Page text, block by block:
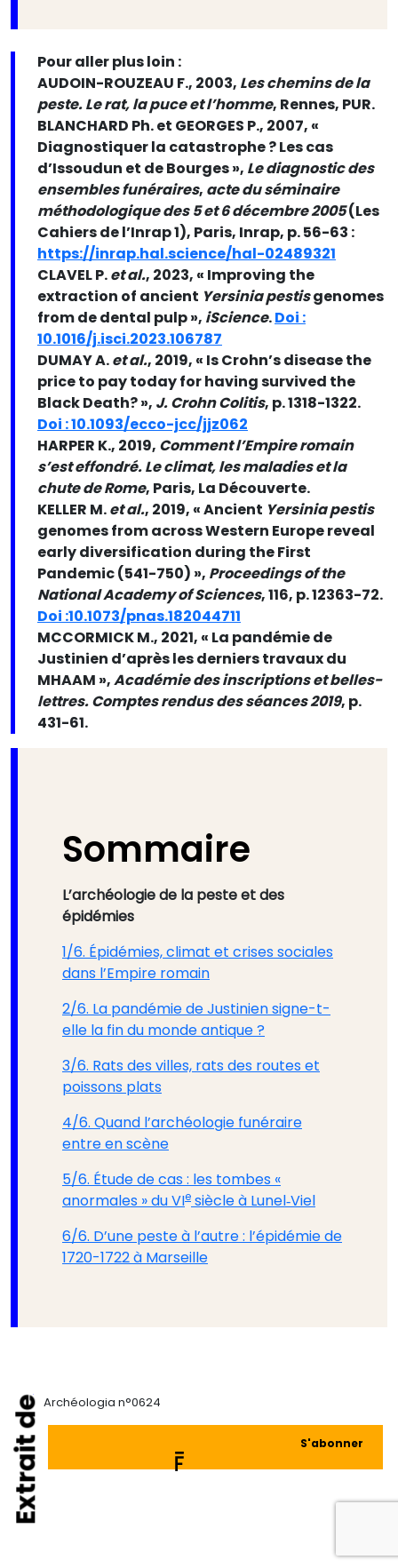
Pour aller plus loin :
AUDOIN-ROUZEAU F., 2003, Les chemins de la
peste. Le rat, la puce et l’homme, Rennes, PUR.
BLANCHARD Ph. et GEORGES P., 2007, «
Diagnostiquer la catastrophe ? Les cas
d’Issoudun et de Bourges », Le diagnostic des
ensembles funéraires, acte du séminaire
méthodologique des 5 et 6 décembre 2005(Les
Cahiers de l’Inrap 1), Paris, Inrap, p. 56-63 :
https://inrap.hal.science/hal-02489321
CLAVEL P.et al., 2023, « Improving the
extraction of ancient Yersinia pestisgenomes
from de dental pulp », iScience.Doi :
10.1016/j.isci.2023.106787
DUMAY A.et al., 2019, « Is Crohn’s disease the
price to pay today for having survived the
Black Death? », J. Crohn Colitis, p. 1318-1322.
Doi : 10.1093/ecco-jcc/jjz062
HARPER K., 2019, Comment l’Empire romain
s’est effondré. Le climat, les maladies et la
chute de Rome, Paris, La Découverte.
KELLER M.et al., 2019, « Ancient Yersinia pestis
genomes from across Western Europe reveal
early diversification during the First
Pandemic (541-750) », Proceedings of the
National Academy of Sciences, 116, p. 12363-72.
Doi :10.1073/pnas.182044711
MCCORMICK M., 2021, « La pandémie de
Justinien d’après les derniers travaux du
MHAAM »,Académie des inscriptions et belles-
lettres. Comptes rendus des séances 2019, p.
431-61.
Sommaire
L’archéologie de la peste et des
épidémies
1/6. Épidémies, climat et crises sociales
dans l’Empire romain
2/6. La pandémie de Justinien signe-t-
elle la fin du monde antique ?
3/6. Rats des villes, rats des routes et
poissons plats
4/6. Quand l’archéologie funéraire
entre en scène
5/6. Étude de cas : les tombes «
anormales » du VIe siècle à Lunel‑Viel
6/6. D’une peste à l’autre : l’épidémie de
1720-1722 à Marseille
Extrait de Archéologia n°0624
S'abonner